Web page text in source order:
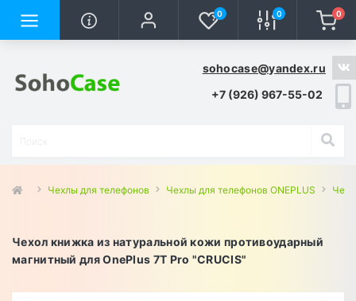
0 0 0
sohocase@yandex.ru
+7 (926) 967-55-02
Чехлы для телефонов Чехлы для телефонов ONEPLUS
Чехол книжка из натуральной кожи противоударный
магнитный для OnePlus 7T Pro "CRUCIS"